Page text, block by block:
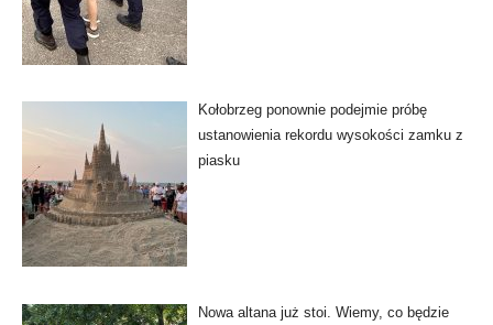
Kołobrzeg ponownie podejmie próbę
ustanowienia rekordu wysokości zamku z
piasku
Nowa altana już stoi. Wiemy, co będzie